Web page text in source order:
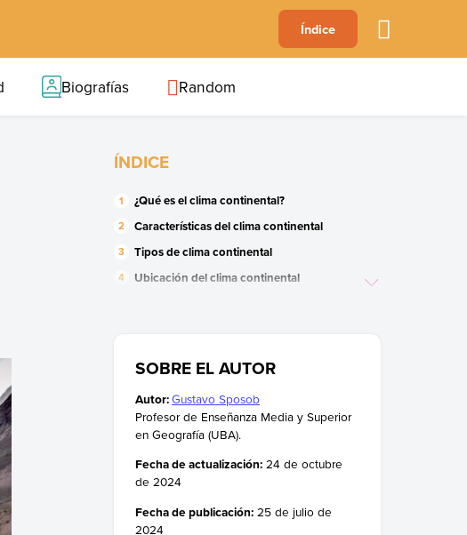
B C F
Índice
Biografías Random
ÍNDICE
¿Qué es el clima continental?
Características del clima continental
Tipos de clima continental
Ubicación del clima continental
SOBRE EL AUTOR
Autor:Gustavo Sposob
Profesor de Enseñanza Media y Superior
en Geografía (UBA).
Fecha de actualización: 24 de octubre
de 2024
Fecha de publicación: 25 de julio de
2024